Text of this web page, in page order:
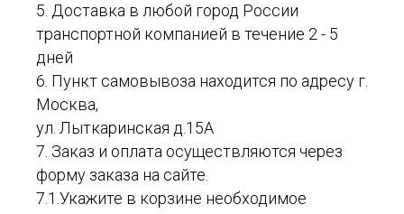
5. Доставка в любой город России
транспортной компанией в течение 2 - 5
дней
6. Пункт самовывоза находится по адресу г.
Москва,
ул. Лыткаринская д.15А
7. Заказ и оплата осуществляются через
форму заказа на сайте.
7.1.Укажите в корзине необходимое